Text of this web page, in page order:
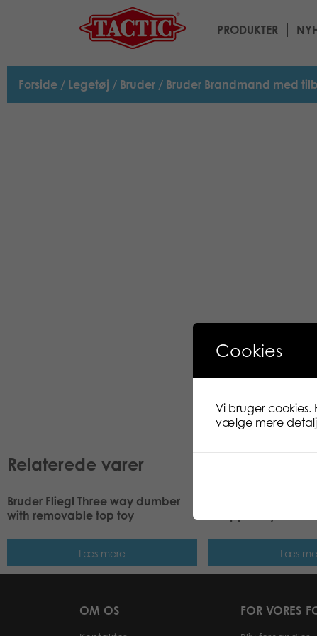
PRODUKTER
Forside / Legetøj / Bruder / Bruder Brandmand med
Relaterede varer
Bruder Fliegl Three way dumber
with removable top toy
Læs mere Læs
OM OS FOR VORES
Cookies
Vi bruger
vælge mere